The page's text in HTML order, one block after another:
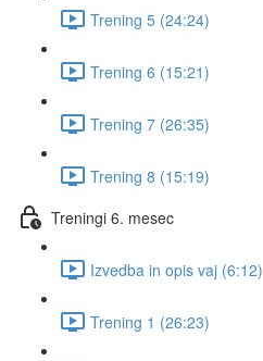
Trening 5 (24:24)
Trening 6 (15:21)
Trening 7 (26:35)
Trening 8 (15:19)
Treningi 6. mesec
Izvedba in opis vaj (6:12)
Trening 1 (26:23)